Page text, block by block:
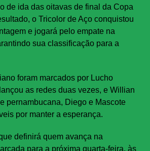
de ida das oitavas de final da Copa
o Tricolor de Aço conquistou
e jogará pelo empate na
sua classificação para a
foram marcados por Lucho
as redes duas vezes, e Willian
pernambucana, Diego e Mascote
por manter a esperança.
definirá quem avança na
para a próxima quarta-feira, às